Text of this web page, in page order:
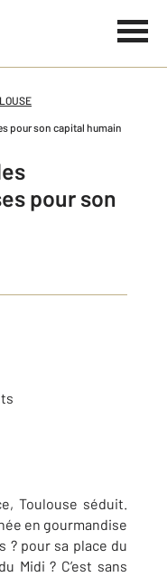
pour son capital humain
pour son
Toulouse séduit.
en gourmandise
? pour sa place du
Midi ? C’est sans